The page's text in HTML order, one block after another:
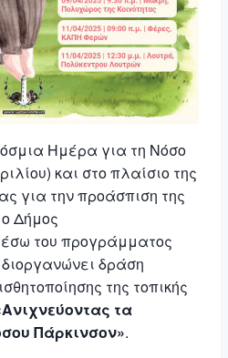
Ημέρα για τη Νόσο
και στο πλαίσιο της
για την προάσπιση της
Δήμος
του προγράμματος
δράση
της τοπικής
τα
Πάρκινσον».